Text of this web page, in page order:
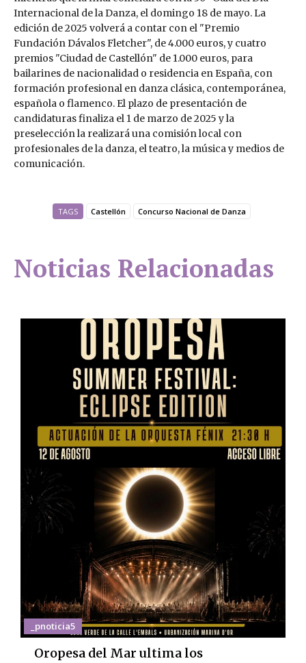
Internacional de la Danza, el domingo 18 de mayo. La
edición de 2025 volverá a contar con el "Premio
Fundación Dávalos Fletcher", de 4.000 euros, y cuatro
premios "Ciudad de Castellón" de 1.000 euros, para
bailarines de nacionalidad o residencia en España, con
formación profesional en danza clásica, contemporánea,
española o flamenco. El plazo de presentación de
candidaturas finaliza el 1 de marzo de 2025 y la
preselección la realizará una comisión local con
profesionales de la danza, el teatro, la música y medios de
comunicación.
TAGS Castellón Concurso Nacional de Danza
Noticias Relacionadas
_pnoticia5
Oropesa del Mar ultima los